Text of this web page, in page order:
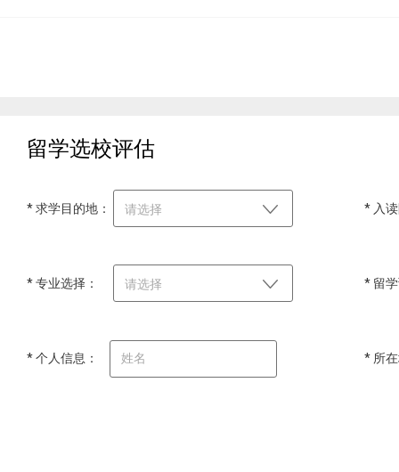
留学选校评估
* 求学目的地： 请选择 * 入
* 专业选择： 请选择 * 留
* 个人信息： * 所